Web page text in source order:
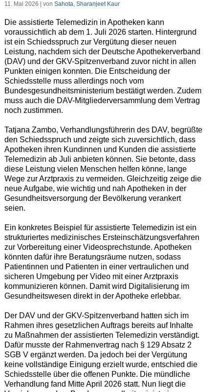
11. Mai 2026 | von Sahota, Sharanjeet Kaur
Die assistierte Telemedizin in Apotheken kann
voraussichtlich ab dem 1. Juli 2026 starten. Hintergrund
ist ein Schiedsspruch zur Vergütung dieser neuen
Leistung, nachdem sich der Deutsche Apothekerverband
(DAV) und der GKV-Spitzenverband zuvor nicht in allen
Punkten einigen konnten. Die Entscheidung der
Schiedsstelle muss allerdings noch vom
Bundesgesundheitsministerium bestätigt werden. Zudem
muss auch die DAV-Mitgliederversammlung dem Vertrag
noch zustimmen.
Tatjana Zambo, Verhandlungsführerin des DAV, begrüßte
den Schiedsspruch und zeigte sich zuversichtlich, dass
Apotheken ihren Kundinnen und Kunden die assistierte
Telemedizin ab Juli anbieten können. Sie betonte, dass
diese Leistung vielen Menschen helfen könne, lange
Wege zur Arztpraxis zu vermeiden. Gleichzeitig zeige die
neue Aufgabe, wie wichtig und nah Apotheken in der
Gesundheitsversorgung der Bevölkerung verankert
seien.
Ein konkretes Beispiel für assistierte Telemedizin ist ein
strukturiertes medizinisches Ersteinschätzungsverfahren
zur Vorbereitung einer Videosprechstunde. Apotheken
könnten dafür ihre Beratungsräume nutzen, sodass
Patientinnen und Patienten in einer vertraulichen und
sicheren Umgebung per Video mit einer Arztpraxis
kommunizieren können. Damit wird Digitalisierung im
Gesundheitswesen direkt in der Apotheke erlebbar.
Der DAV und der GKV-Spitzenverband hatten sich im
Rahmen ihres gesetzlichen Auftrags bereits auf Inhalte
zu Maßnahmen der assistierten Telemedizin verständigt.
Dafür musste der Rahmenvertrag nach § 129 Absatz 2
SGB V ergänzt werden. Da jedoch bei der Vergütung
keine vollständige Einigung erzielt wurde, entschied die
Schiedsstelle über die offenen Punkte. Die mündliche
Verhandlung fand Mitte April 2026 statt. Nun liegt die